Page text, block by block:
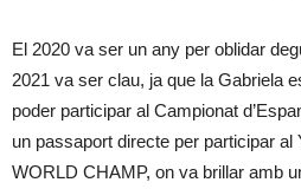
El 2020 va ser un any per oblidar
2021 va ser clau, ja que la Gabriela
poder participar al Campionat
un passaport directe per participar
WORLD CHAMP, on va brillar amb